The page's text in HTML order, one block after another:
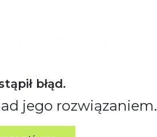
błąd.
jego rozwiązaniem.